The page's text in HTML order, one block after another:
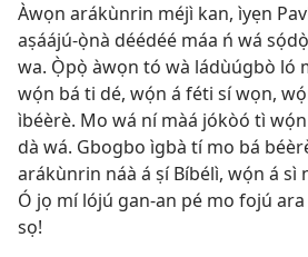
Àwọn arákùnrin méjì kan, ìyẹn
aṣáájú-ọ̀nà déédéé máa ń wá
wa. Ọ̀pọ̀ àwọn tó wà ládùúgbò ló
wọ́n bá ti dé, wọ́n á féti sí wọn,
ìbéèrè. Mo wá ní màá jókòó tì
dà wá. Gbogbo ìgbà tí mo bá
arákùnrin náà á ṣí Bíbélì, wọ́n á sì
Ó jọ mí lójú gan-an pé mo fojú
sọ!